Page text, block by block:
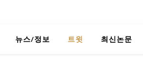
뉴스/정보 트윗 최신논문